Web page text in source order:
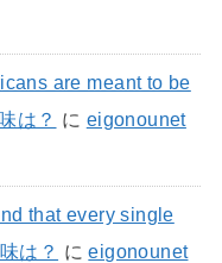
are meant to be
は？ に eigonounet
that every single
は？ にeigonounet